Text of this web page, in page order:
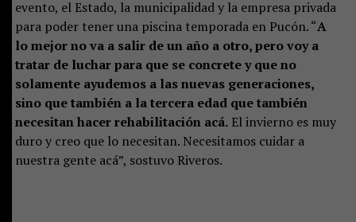
evento, el Estado, la municipalidad y la empresa privada
para poder tener una piscina temporada en Pucón. “A
lo mejor no va a salir de un año a otro, pero voy a
tratar de luchar para que se concrete y que no
solamente ayudemos a las nuevas generaciones,
sino que también a la tercera edad que también
necesitan hacer rehabilitación acá.El invierno es muy
duro y creo que lo necesitan. Necesitamos cuidar a
nuestra gente acá”, sostuvo Riveros.